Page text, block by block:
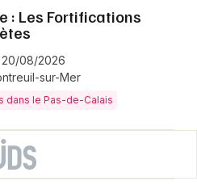
: Les Fortifications
20/08/2026
sur-Mer
dans le Pas-de-Calais